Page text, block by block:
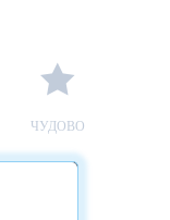
ЧУДОВО